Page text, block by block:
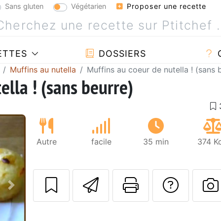
Sans gluten Végétarien Proposer une recette
DOSSIERS
Muffins au nutella Muffins au coeur de nutella ! (sans
! (sans beurre)
Suivant
Autre facile 35 min 374
Envoyer cette
Imprimer